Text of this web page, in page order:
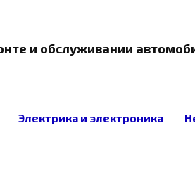
и обслуживании
Электрика и электроника